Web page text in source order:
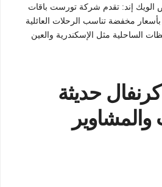
الويك إند: تقدم شركة تورست باقات
بأسعار مخفضة تناسب الرحلات العائلية
الساحلية مثل الإسكندرية والعين
كرنفال حديثة